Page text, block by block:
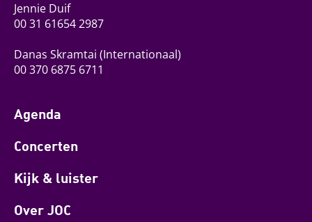
Jennie Duif
00 31 61654 2987
Danas Skramtai (Internationaal)
00 370 6875 6711
Agenda
Concerten
Kijk & luister
Over JOC